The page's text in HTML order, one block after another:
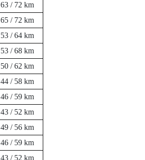
63 / 72 km
65 / 72 km
53 / 64 km
53 / 68 km
50 / 62 km
44 / 58 km
46 / 59 km
43 / 52 km
49 / 56 km
46 / 59 km
43 / 52 km